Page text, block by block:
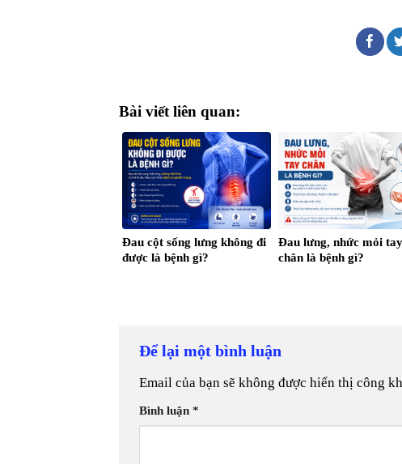
Bài viết liên quan:
Đau cột sống lưng không đi
được là bệnh gì?
Đau lưng, nhức mỏi tay
chân là bệnh gì?
Để lại một bình luận
Email của bạn sẽ không được hiển thị công
Bình luận *